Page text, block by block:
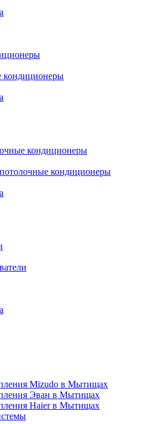
кондиционеры
кондиционеры
кондиционеры
Mizudo в Мытищах
Эван в Мытищах
Haier в Мытищах